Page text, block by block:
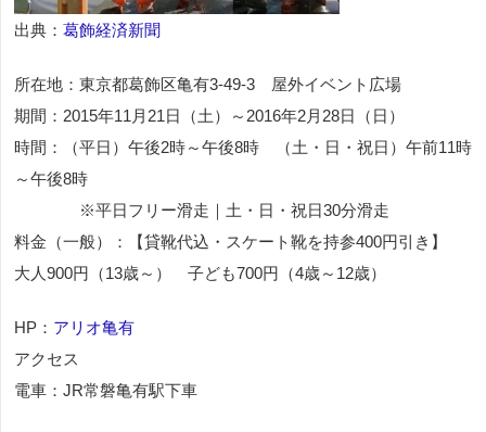
出典： 葛飾経済新聞
所在地：東京都葛飾区亀有3-49-3 屋外イベント広場
期間：2015年11月21日（土）～2016年2月28日（日）
時間：（平日）午後2時～午後8時 （土・日・祝日）午前11時
～午後8時
※平日フリー滑走｜土・日・祝日30分滑走
料金（一般）：【貸靴代込・スケート靴を持参400円引き】
大人900円（13歳～） 子ども700円（4歳～12歳）
HP： アリオ亀有
アクセス
電車：JR常磐亀有駅下車